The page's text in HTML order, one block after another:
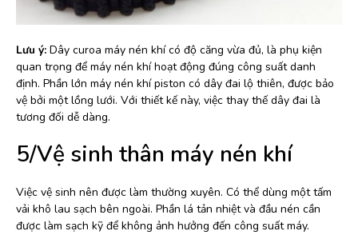
Lưu ý: Dây curoa máy nén khí có độ căng vừa đủ, là phụ kiện
quan trọng để máy nén khí hoạt động đúng công suất danh
định. Phần lớn máy nén khí piston có dây đai lộ thiên, được bảo
vệ bởi một lồng lưới. Với thiết kế này, việc thay thế dây đai là
tương đối dễ dàng.
5/Vệ sinh thân máy nén khí
Việc vệ sinh nên được làm thường xuyên. Có thể dùng một tấm
vải khô lau sạch bên ngoài. Phần lá tản nhiệt và đầu nén cần
được làm sạch kỹ để không ảnh hưởng đến công suất máy.